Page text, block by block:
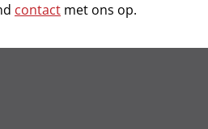
contact met ons op.